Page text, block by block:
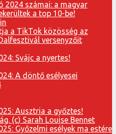
2024 számai: a magyar
a top 10-be!
a TikTok közösség az
versenyzőit
Svájc a nyertes!
A döntő esélyesei
Ausztria a győztes!
Győzelmi esélyek ma estére